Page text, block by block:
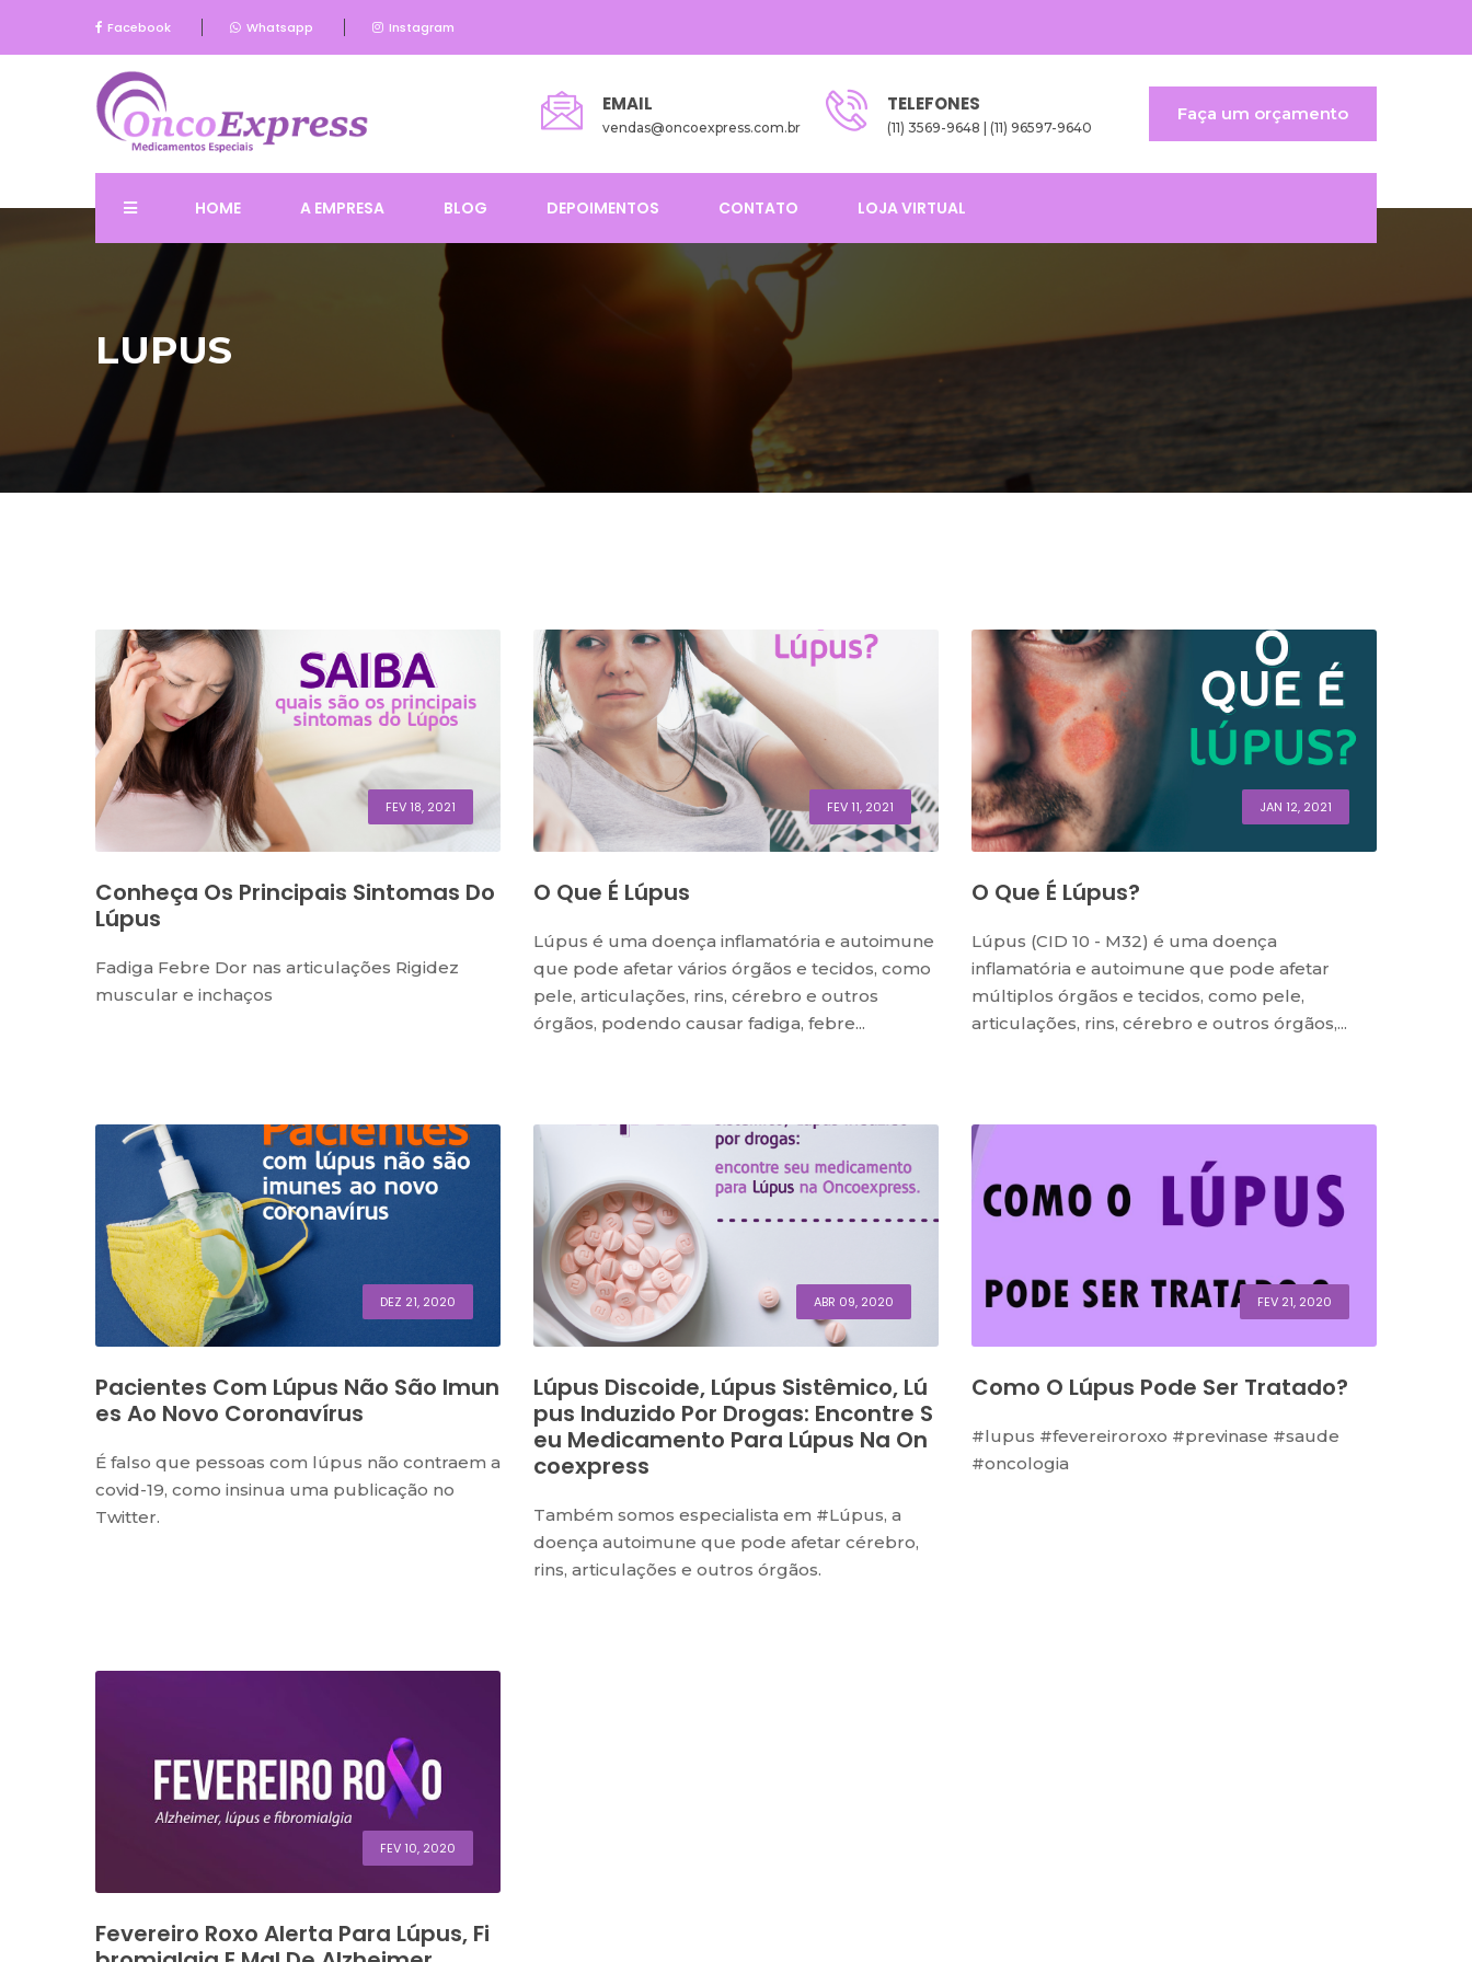
Facebook Whatsapp Instagram
EMAIL
vendas@oncoexpress.com.br
TELEFONES
(11) 3569-9648 | (11) 96597-9640
Faça um orçamento
HOME A EMPRESA BLOG DEPOIMENTOS CONTATO LOJA VIRTUAL
LUPUS
FEV 18, 2021
Conheça Os Principais Sintomas Do
Lúpus
Fadiga Febre Dor nas articulações Rigidez
muscular e inchaços
FEV 11, 2021
O Que É Lúpus
Lúpus é uma doença inflamatória e autoimune
que pode afetar vários órgãos e tecidos, como
pele, articulações, rins, cérebro e outros
órgãos, podendo causar fadiga, febre...
JAN 12, 2021
O Que É Lúpus?
Lúpus (CID 10 - M32) é uma doença
inflamatória e autoimune que pode afetar
múltiplos órgãos e tecidos, como pele,
articulações, rins, cérebro e outros órgãos,...
DEZ 21, 2020
Pacientes Com Lúpus Não São Imun
Es Ao Novo Coronavírus
É falso que pessoas com lúpus não contraem a
covid-19, como insinua uma publicação no
Twitter.
ABR 09, 2020
Lúpus Discoide, Lúpus Sistêmico, Lú
Pus Induzido Por Drogas: Encontre S
Eu Medicamento Para Lúpus Na On
Coexpress
Também somos especialista em #Lúpus, a
doença autoimune que pode afetar cérebro,
rins, articulações e outros órgãos.
FEV 21, 2020
Como O Lúpus Pode Ser Tratado?
#lupus #fevereiroroxo #previnase #saude
#oncologia
FEV 10, 2020
Fevereiro Roxo Alerta Para Lúpus, Fi